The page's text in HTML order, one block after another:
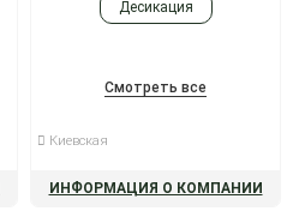
Десикация
Смотреть все
Киевская
ИНФОРМАЦИЯ О КОМПАНИИ